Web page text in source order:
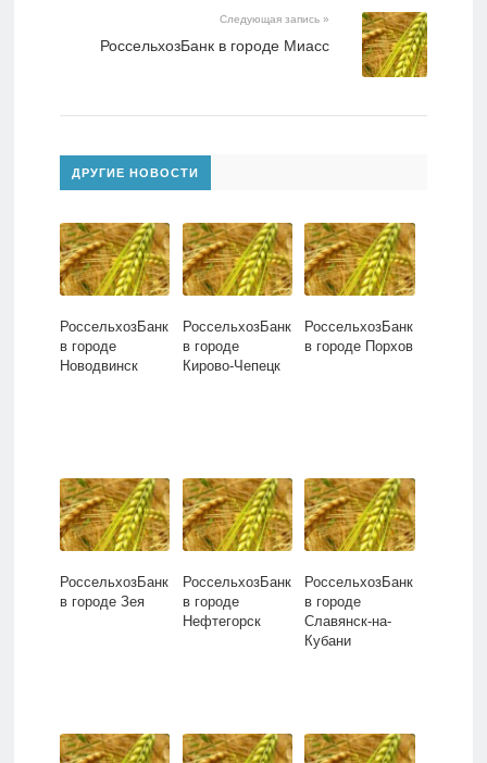
Следующая запись »
РоссельхозБанк в городе Миасс
ДРУГИЕ НОВОСТИ
РоссельхозБанк
в городе
Новодвинск
РоссельхозБанк
в городе
Кирово-Чепецк
РоссельхозБанк
в городе Порхов
РоссельхозБанк
в городе Зея
РоссельхозБанк
в городе
Нефтегорск
РоссельхозБанк
в городе
Славянск-на-
Кубани